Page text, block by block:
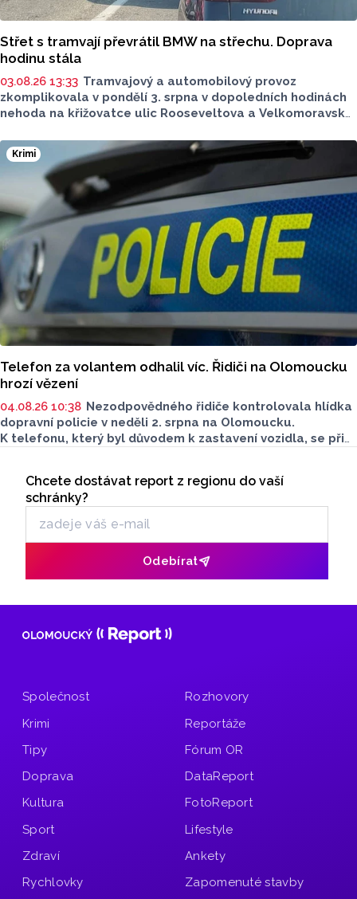
Střet s tramvají převrátil BMW na střechu. Doprava
hodinu stála
03.08.26 13:33 Tramvajový a automobilový provoz
zkomplikovala v pondělí 3. srpna v dopoledních hodinách
nehoda na křižovatce ulic Rooseveltova a Velkomoravská.
zasahovat záchranná služba. Okolnosti nehody zatím
policie vyšetřuje, tramvaje v dotčeném úseku hodinu
nejezdily.
Krimi
Telefon za volantem odhalil víc. Řidiči na Olomoucku
hrozí vězení
04.08.26 10:38 Nezodpovědného řidiče kontrolovala hlídka
dopravní policie v neděli 2. srpna na Olomoucku.
K telefonu, který byl důvodem k zastavení vozidla, se při
Odběr newsletteru
Chcete dostávat report z regionu do vaší
schránky?
Odebírat
Společnost
Krimi
Tipy
Doprava
Kultura
Sport
Zdraví
Rychlovky
Rozhovory
Reportáže
Fórum OR
DataReport
FotoReport
Lifestyle
Ankety
Zapomenuté stavby